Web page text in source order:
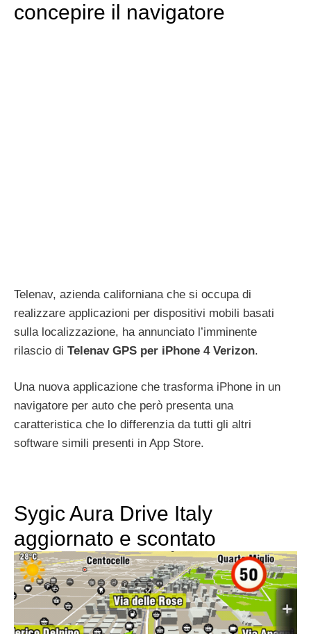
concepire il navigatore
Telenav, azienda californiana che si occupa di
realizzare applicazioni per dispositivi mobili basati
sulla localizzazione, ha annunciato l’imminente
rilascio di Telenav GPS per iPhone 4 Verizon.
Una nuova applicazione che trasforma iPhone in un
navigatore per auto che però presenta una
caratteristica che lo differenzia da tutti gli altri
software simili presenti in App Store.
Sygic Aura Drive Italy
aggiornato e scontato